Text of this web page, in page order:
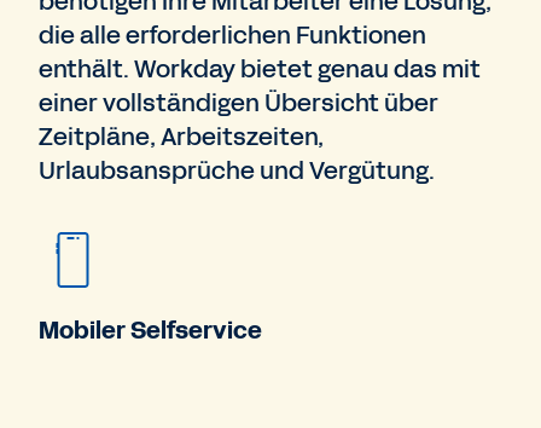
die alle erforderlichen Funktionen
enthält. Workday bietet genau das mit
einer vollständigen Übersicht über
Zeitpläne, Arbeitszeiten,
Urlaubsansprüche und Vergütung.
Mobiler Selfservice